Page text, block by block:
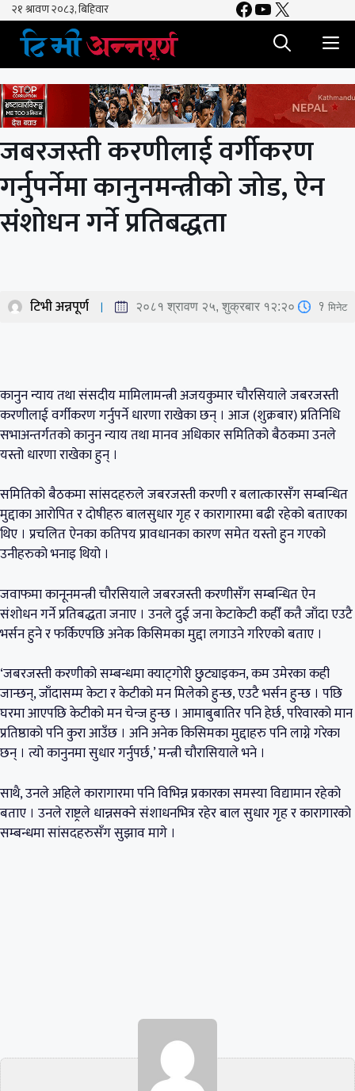
Skip
content
Facebook
YouTube
X
जबरजस्ती करणीलाई वर्गीकरण
गर्नुपर्नेमा कानुनमन्त्रीको जोड, ऐन
संशोधन गर्ने प्रतिबद्धता
टिभी अन्नपूर्ण २०८१ श्रावण २५, शुक्रबार १२:२० 1 मिनेट
कानुन न्याय तथा संसदीय मामिलामन्त्री अजयकुमार चौरसियाले जबरजस्ती
करणीलाई वर्गीकरण गर्नुपर्ने धारणा राखेका छन् । आज (शुक्रबार) प्रतिनिधि
सभाअन्तर्गतको कानुन न्याय तथा मानव अधिकार समितिको बैठकमा उनले
यस्तो धारणा राखेका हुन् ।
समितिको बैठकमा सांसदहरुले जबरजस्ती करणी र बलात्कारसँग सम्बन्धित
मुद्दाका आरोपित र दोषीहरु बालसुधार गृह र कारागारमा बढी रहेको बताएका
थिए । प्रचलित ऐनका कतिपय प्रावधानका कारण समेत यस्तो हुन गएको
उनीहरुको भनाइ थियो ।
जवाफमा कानूनमन्त्री चौरसियाले जबरजस्ती करणीसँग सम्बन्धित ऐन
संशोधन गर्ने प्रतिबद्धता जनाए । उनले दुई जना केटाकेटी कहीँ कतै जाँदा एउटै
भर्सन हुने र फर्किएपछि अनेक किसिमका मुद्दा लगाउने गरिएको बताए ।
‘जबरजस्ती करणीको सम्बन्धमा क्याट्गोरी छुट्याइकन, कम उमेरका कही
जान्छन्, जाँदासम्म केटा र केटीको मन मिलेको हुन्छ, एउटै भर्सन हुन्छ । पछि
घरमा आएपछि केटीको मन चेन्ज हुन्छ । आमाबुबातिर पनि हेर्छ, परिवारको मान
प्रतिष्ठाको पनि कुरा आउँछ । अनि अनेक किसिमका मुद्दाहरु पनि लाग्ने गरेका
छन् । त्यो कानुनमा सुधार गर्नुपर्छ,’ मन्त्री चौरासियाले भने ।
साथै, उनले अहिले कारागारमा पनि विभिन्न प्रकारका समस्या विद्यामान रहेको
बताए । उनले राष्ट्रले धान्नसक्ने संशाधनभित्र रहेर बाल सुधार गृह र कारागारको
सम्बन्धमा सांसदहरुसँग सुझाव मागे ।